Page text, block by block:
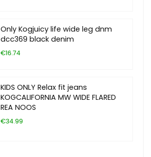
Only Kogjuicy life wide leg dnm
dcc369 black denim
€16.74
KIDS ONLY Relax fit jeans
KOGCALIFORNIA MW WIDE FLARED
REA NOOS
€34.99